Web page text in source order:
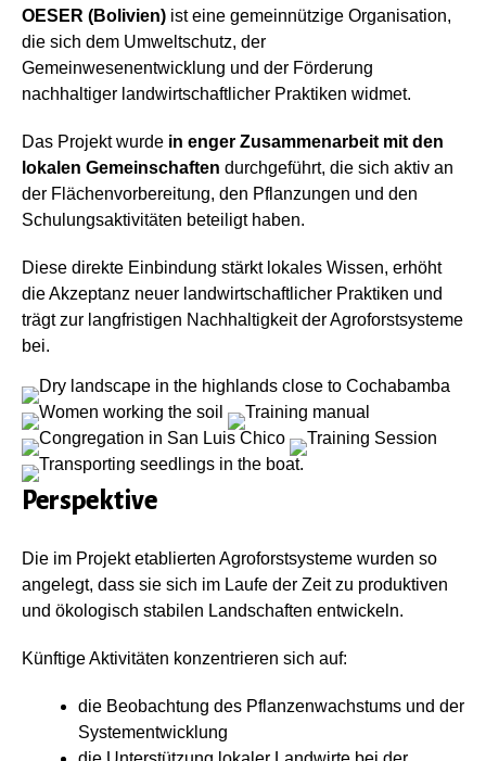
OESER (Bolivien) ist eine gemeinnützige Organisation,
die sich dem Umweltschutz, der
Gemeinwesenentwicklung und der Förderung
nachhaltiger landwirtschaftlicher Praktiken widmet.
Das Projekt wurde in enger Zusammenarbeit mit den
lokalen Gemeinschaften durchgeführt, die sich aktiv an
der Flächenvorbereitung, den Pflanzungen und den
Schulungsaktivitäten beteiligt haben.
Diese direkte Einbindung stärkt lokales Wissen, erhöht
die Akzeptanz neuer landwirtschaftlicher Praktiken und
trägt zur langfristigen Nachhaltigkeit der Agroforstsysteme
bei.
Perspektive
Die im Projekt etablierten Agroforstsysteme wurden so
angelegt, dass sie sich im Laufe der Zeit zu produktiven
und ökologisch stabilen Landschaften entwickeln.
Künftige Aktivitäten konzentrieren sich auf:
die Beobachtung des Pflanzenwachstums und der
Systementwicklung